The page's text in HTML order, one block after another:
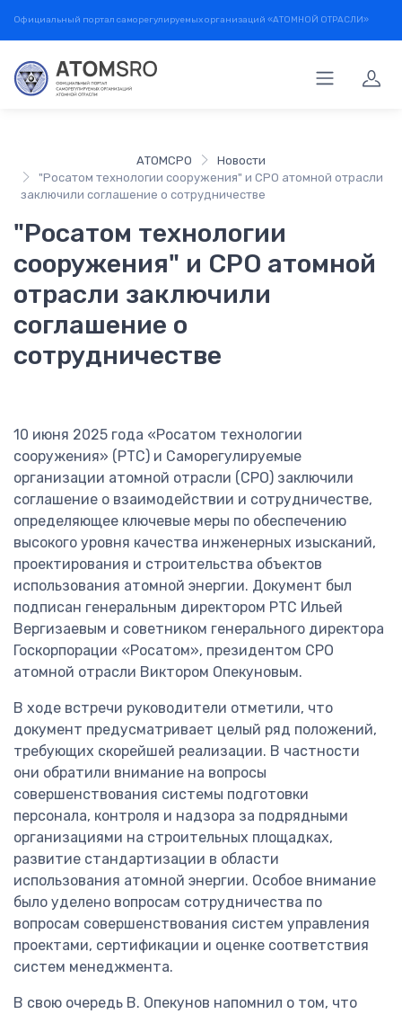
Официальный портал саморегулируемых организаций «АТОМНОЙ ОТРАСЛИ»
АТОМСРО
Новости
"Росатом технологии сооружения" и СРО атомной отрасли
заключили соглашение о сотрудничестве
"Росатом технологии
сооружения" и СРО атомной
отрасли заключили
соглашение о
сотрудничестве
10 июня 2025 года «Росатом технологии
сооружения» (РТС) и Саморегулируемые
организации атомной отрасли (СРО) заключили
соглашение о взаимодействии и сотрудничестве,
определяющее ключевые меры по обеспечению
высокого уровня качества инженерных изысканий,
проектирования и строительства объектов
использования атомной энергии. Документ был
подписан генеральным директором РТС Ильей
Вергизаевым и советником генерального директора
Госкорпорации «Росатом», президентом СРО
атомной отрасли Виктором Опекуновым.
В ходе встречи руководители отметили, что
документ предусматривает целый ряд положений,
требующих скорейшей реализации. В частности
они обратили внимание на вопросы
совершенствования системы подготовки
персонала, контроля и надзора за подрядными
организациями на строительных площадках,
развитие стандартизации в области
использования атомной энергии. Особое внимание
было уделено вопросам сотрудничества по
вопросам совершенствования систем управления
проектами, сертификации и оценке соответствия
систем менеджмента.
В свою очередь В. Опекунов напомнил о том, что